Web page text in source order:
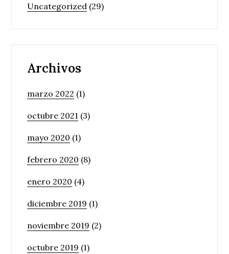
Uncategorized (29)
Archivos
marzo 2022 (1)
octubre 2021 (3)
mayo 2020 (1)
febrero 2020 (8)
enero 2020 (4)
diciembre 2019 (1)
noviembre 2019 (2)
octubre 2019 (1)